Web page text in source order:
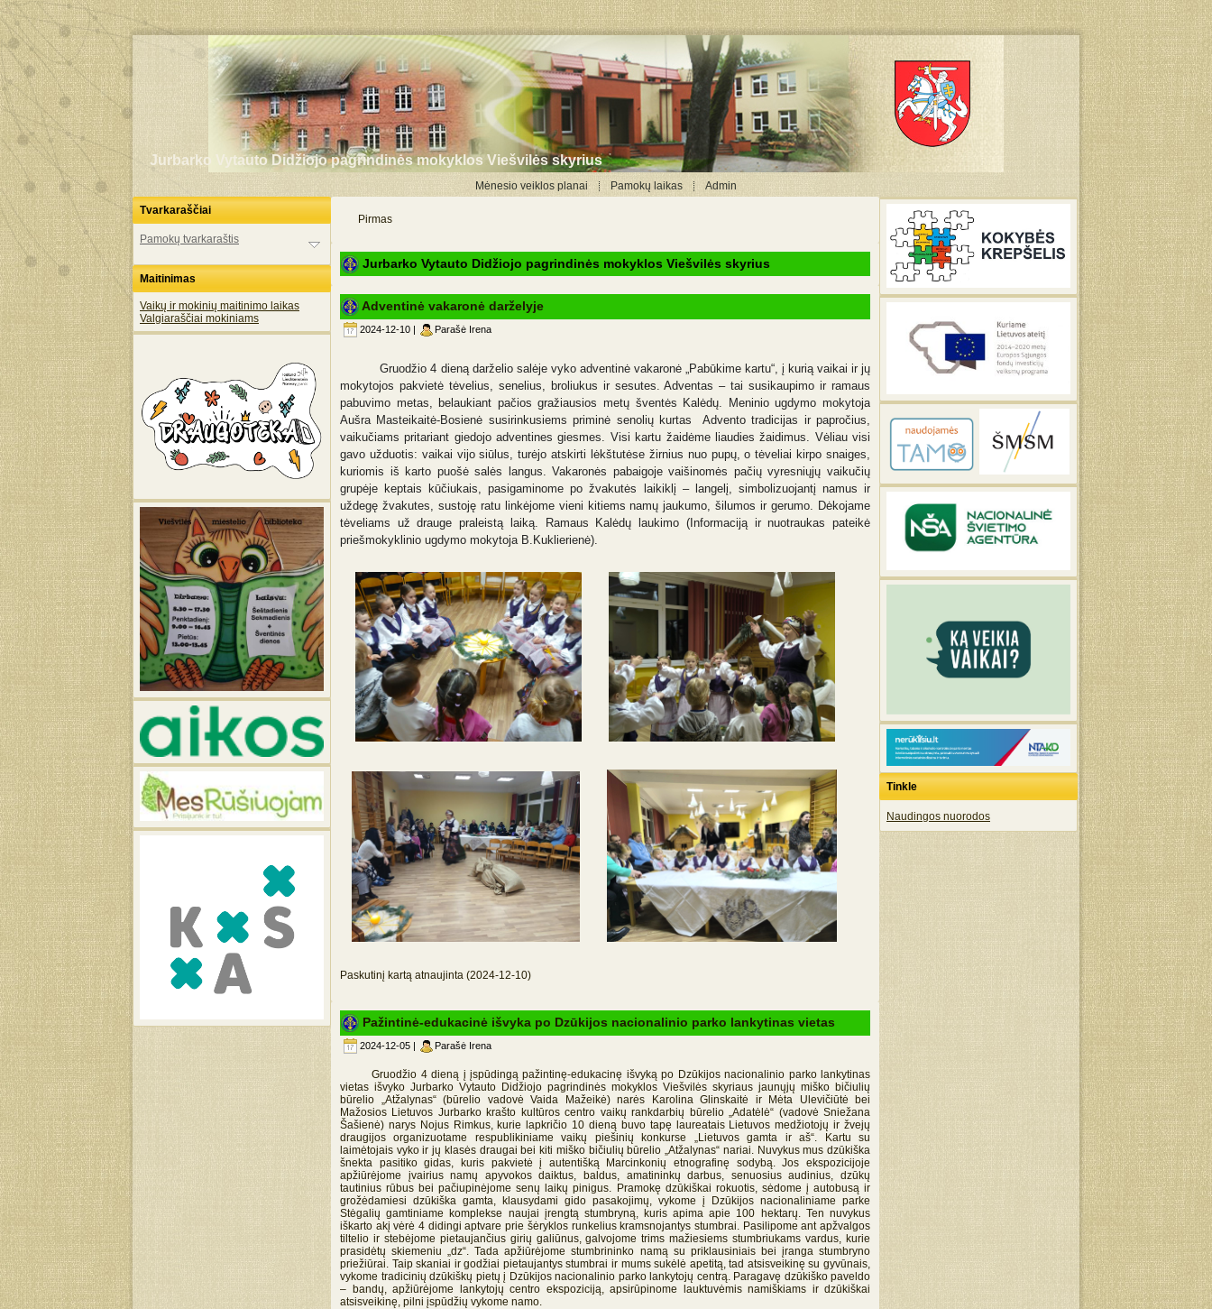
Jurbarko Vytauto Didžiojo pagrindinės mokyklos Viešvilės skyrius
Mėnesio veiklos planai Pamokų laikas
Admin
Tvarkaraščiai
Pamokų tvarkaraštis
Maitinimas
Vaikų ir mokinių maitinimo laikas
Valgiaraščiai mokiniams
Pirmas
Jurbarko Vytauto Didžiojo pagrindinės mokyklos Viešvilės skyrius
Adventinė vakaronė darželyje
2024-12-10 | Parašė Irena
Gruodžio 4 dieną darželio salėje vyko adventinė vakaronė „Pabūkime kartu“, į kurią vaikai ir jų
mokytojos pakvietė tėvelius, senelius, broliukus ir sesutes. Adventas – tai susikaupimo ir ramaus
pabuvimo metas, belaukiant pačios gražiausios metų šventės Kalėdų. Meninio ugdymo mokytoja
Aušra Masteikaitė-Bosienė susirinkusiems priminė senolių kurtas Advento tradicijas ir papročius,
vaikučiams pritariant giedojo adventines giesmes. Visi kartu žaidėme liaudies žaidimus. Vėliau visi
gavo užduotis: vaikai vijo siūlus, turėjo atskirti lėkštutėse žirnius nuo pupų, o tėveliai kirpo snaiges,
kuriomis iš karto puošė salės langus. Vakaronės pabaigoje vaišinomės pačių vyresniųjų vaikučių
grupėje keptais kūčiukais, pasigaminome po žvakutės laikiklį – langelį, simbolizuojantį namus ir
uždegę žvakutes, sustoję ratu linkėjome vieni kitiems namų jaukumo, šilumos ir gerumo. Dėkojame
tėveliams už drauge praleistą laiką. Ramaus Kalėdų laukimo (Informaciją ir nuotraukas pateikė
priešmokyklinio ugdymo mokytoja B.Kuklierienė).
Paskutinį kartą atnaujinta (2024-12-10)
Pažintinė-edukacinė išvyka po Dzūkijos nacionalinio parko lankytinas vietas
2024-12-05 | Parašė Irena
Gruodžio 4 dieną į įspūdingą pažintinę-edukacinę išvyką po Dzūkijos nacionalinio parko lankytinas
vietas išvyko Jurbarko Vytauto Didžiojo pagrindinės mokyklos Viešvilės skyriaus jaunųjų miško bičiulių
būrelio „Atžalynas“ (būrelio vadovė Vaida Mažeikė) narės Karolina Glinskaitė ir Mėta Ulevičiūtė bei
Mažosios Lietuvos Jurbarko krašto kultūros centro vaikų rankdarbių būrelio „Adatėlė“ (vadovė Sniežana
Šašienė) narys Nojus Rimkus, kurie lapkričio 10 dieną buvo tapę laureatais Lietuvos medžiotojų ir žvejų
draugijos organizuotame respublikiniame vaikų piešinių konkurse „Lietuvos gamta ir aš“. Kartu su
laimėtojais vyko ir jų klasės draugai bei kiti miško bičiulių būrelio „Atžalynas“ nariai. Nuvykus mus dzūkiška
šnekta pasitiko gidas, kuris pakvietė į autentišką Marcinkonių etnografinę sodybą. Jos ekspozicijoje
apžiūrėjome įvairius namų apyvokos daiktus, baldus, amatininkų darbus, senuosius audinius, dzūkų
tautinius rūbus bei pačiupinėjome senų laikų pinigus. Pramokę dzūkiškai rokuotis, sėdome į autobusą ir
grožėdamiesi dzūkiška gamta, klausydami gido pasakojimų, vykome į Dzūkijos nacionaliniame parke
Stėgalių gamtiniame komplekse naujai įrengtą stumbryną, kuris apima apie 100 hektarų. Ten nuvykus
iškarto akį vėrė 4 didingi aptvare prie šėryklos runkelius kramsnojantys stumbrai. Pasilipome ant apžvalgos
tiltelio ir stebėjome pietaujančius girių galiūnus, galvojome trims mažiesiems stumbriukams vardus, kurie
prasidėtų skiemeniu „dz“. Tada apžiūrėjome stumbrininko namą su priklausiniais bei įranga stumbryno
priežiūrai. Taip skaniai ir godžiai pietaujantys stumbrai ir mums sukėlė apetitą, tad atsisveikinę su gyvūnais,
vykome tradicinių dzūkiškų pietų į Dzūkijos nacionalinio parko lankytojų centrą. Paragavę dzūkiško paveldo
– bandų, apžiūrėjome lankytojų centro ekspoziciją, apsirūpinome lauktuvėmis namiškiams ir dzūkiškai
atsisveikinę, pilni įspūdžių vykome namo.
Tinkle
Naudingos nuorodos